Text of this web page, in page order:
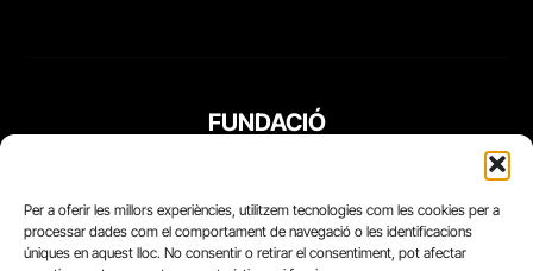
Per a oferir les millors experiències, utilitzem tecnologies com les cookies per a
processar dades com el comportament de navegació o les identificacions
úniques en aquest lloc. No consentir o retirar el consentiment, pot afectar
FUNDACIÓ